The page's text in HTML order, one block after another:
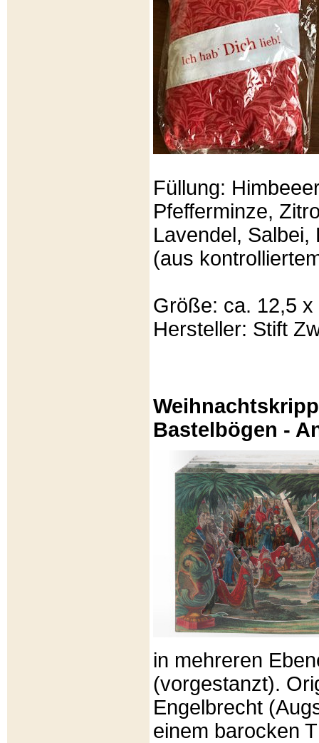
Füllung:
Pfefferminze,
Lavendel, Salbei,
(aus
Größe: ca. 12,5 x
Hersteller: Stift
Bastelbögen -
in mehreren
(vorgestanzt).
Engelbrecht
einem barocken